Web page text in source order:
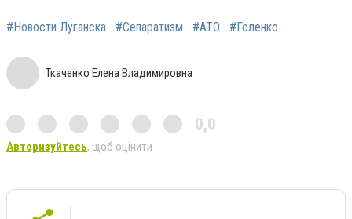
#Новости Луганска #Сепаратизм #АТО #Голенко
Ткаченко Елена Владимировна
0,0
Авторизуйтесь, щоб оцінити